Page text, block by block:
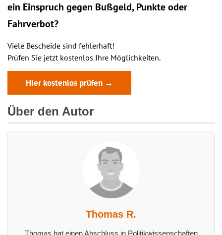
ein Einspruch gegen Bußgeld, Punkte oder
Fahrverbot?
Viele Bescheide sind fehlerhaft!
Prüfen Sie jetzt kostenlos Ihre Möglichkeiten.
Hier kostenlos prüfen →
Über den Autor
Thomas R.
Thomas hat einen Abschluss in Politikwissenschaften